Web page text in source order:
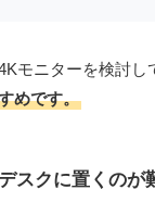
モニターを検討し
めです。
スクに置くのが